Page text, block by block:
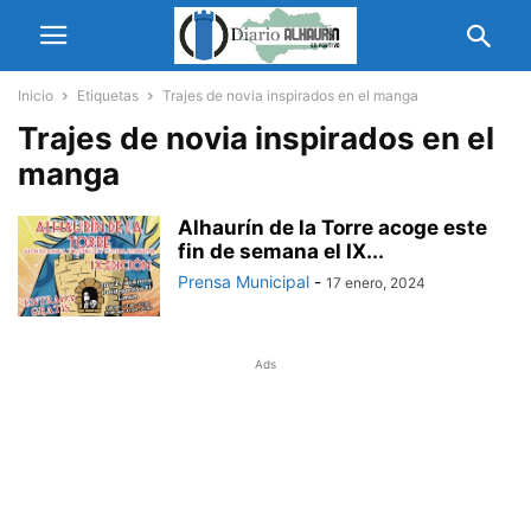
Inicio Etiquetas Trajes de novia inspirados en el manga
Trajes de novia inspirados en el
manga
Alhaurín de la Torre acoge este
fin de semana el IX...
Prensa Municipal - 17 enero, 2024
Ads